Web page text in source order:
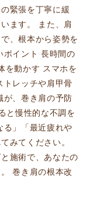
緊張を丁寧に緩
ます。 また、肩
、根本から姿勢を
ポイント 長時間の
を動かす スマホを
トレッチや肩甲骨
が、巻き肩の予防
と慢性的な不調を
る」「最近疲れや
みてください。
施術で、あなたの
巻き肩の根本改